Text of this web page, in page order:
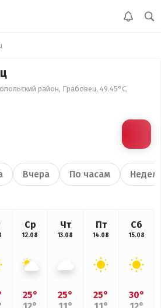
район, Грабовец, 49.45°С,
Вчера По часам
Ср
12.08
25°
Чт
13.08
25°
Пт
14.08
25°
Сб
15.08
30°